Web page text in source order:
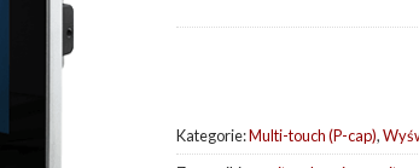
Kategorie:Multi-touch (P-cap),